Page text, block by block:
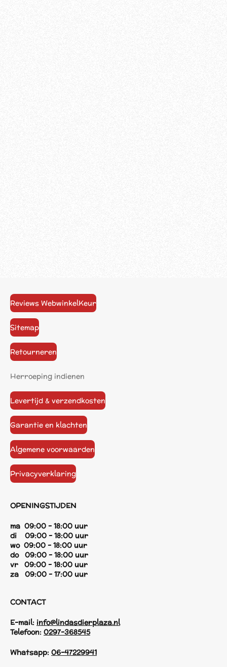
Reviews WebwinkelKeur
Sitemap
Retourneren
Herroeping indienen
Levertijd & verzendkosten
Garantie en klachten
Algemene voorwaarden
Privacyverklaring
OPENINGSTIJDEN
ma 09:00 - 18:00 uur
di 09:00 - 18:00 uur
wo 09:00 - 18:00 uur
do 09:00 - 18:00 uur
vr 09:00 - 18:00 uur
za 09:00 - 17:00 uur
CONTACT
E-mail: info@lindasdierplaza.nl
Telefoon: 0297-368545
Whatsapp: 06-47229941